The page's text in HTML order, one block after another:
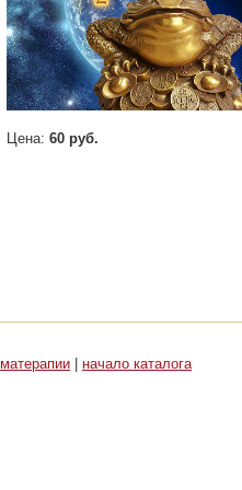
Цена: 60 руб.
начало каталога